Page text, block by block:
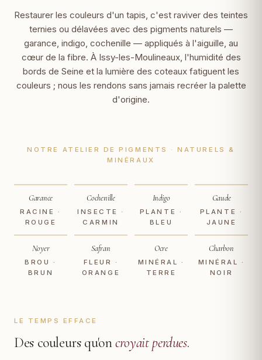
Restaurer les couleurs d'un tapis, c'est raviver des teintes
ternies ou délavées avec des pigments naturels —
garance, indigo, cochenille — appliqués à l'aiguille, au
cœur de la fibre. À Issy-les-Moulineaux, l'humidité des
bords de Seine et la lumière des coteaux fatiguent les
couleurs ; nous les rendons sans jamais recréer la palette
d'origine.
NOTRE ATELIER DE PIGMENTS · NATURELS &
MINÉRAUX
Garance
RACINE ·
ROUGE
Cochenille
INSECTE ·
CARMIN
Indigo
PLANTE ·
BLEU
Gaude
PLANTE ·
JAUNE
Noyer
BROU ·
BRUN
Safran
FLEUR ·
ORANGE
Ocre
MINÉRAL ·
TERRE
Charbon
MINÉRAL ·
NOIR
LE TEMPS EFFACE
Des couleurs qu'oncroyait perdues.